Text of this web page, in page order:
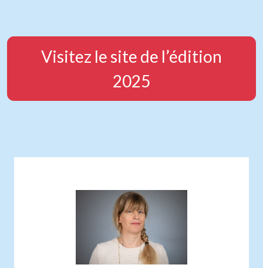
Visitez le site de l’édition
2025